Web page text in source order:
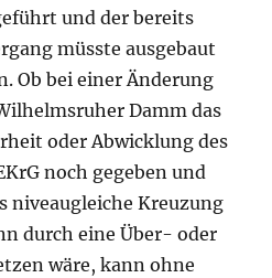
und der bereits
müsste ausgebaut
Ob bei einer Änderung
Damm das
oder Abwicklung des
noch gegeben und
niveaugleiche Kreuzung
durch eine Über- oder
wäre, kann ohne